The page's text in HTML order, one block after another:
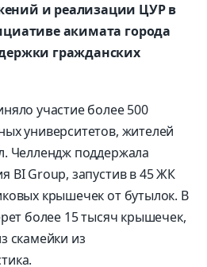
и реализации ЦУР в
акимата города
гражданских
участие более 500
университетов, жителей
Челлендж поддержала
BI Group, запустив в 45 ЖК
крышечек от бутылок. В
более 15 тысяч крышечек,
скамейки из